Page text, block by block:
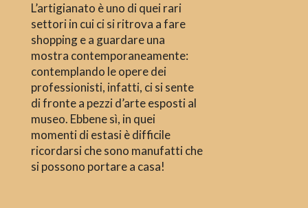
L’artigianato è uno di quei rari
settori in cui ci si ritrova a fare
shopping e a guardare una
mostra contemporaneamente:
contemplando le opere dei
professionisti, infatti, ci si sente
di fronte a pezzi d’arte esposti al
museo. Ebbene sì, in quei
momenti di estasi è difficile
ricordarsi che sono manufatti che
si possono portare a casa!